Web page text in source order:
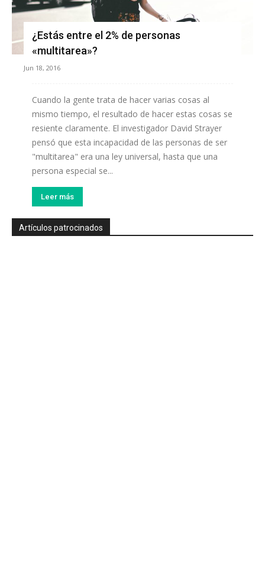
¿Estás entre el 2% de personas
«multitarea»?
Jun 18, 2016
Cuando la gente trata de hacer varias cosas al
mismo tiempo, el resultado de hacer estas cosas se
resiente claramente. El investigador David Strayer
pensó que esta incapacidad de las personas de ser
"multitarea" era una ley universal, hasta que una
persona especial se...
Leer más
Artículos patrocinados